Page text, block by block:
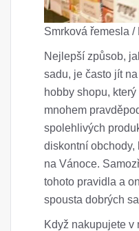
Smrková řemesla
Nejlepší způsob,
sadu, je často jít
hobby shopu,
mnohem
spolehlivých
diskontní obchody,
na Vánoce.
tohoto pravidla a
spousta dobrých
Když nakupujete v